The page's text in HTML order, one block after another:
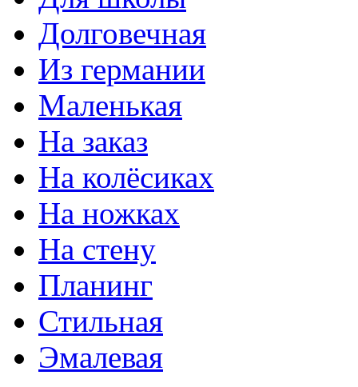
Долговечная
Из германии
Маленькая
На заказ
На колёсиках
На ножках
На стену
Планинг
Стильная
Эмалевая